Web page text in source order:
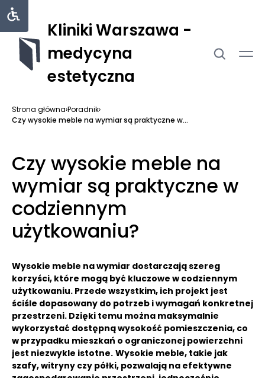
Kliniki Warszawa -
medycyna
estetyczna
Strona główna›Poradnik›
Czy wysokie meble na wymiar są praktyczne w...
Czy wysokie meble na
wymiar są praktyczne w
codziennym
użytkowaniu?
Wysokie meble na wymiar dostarczają szereg
korzyści, które mogą być kluczowe w codziennym
użytkowaniu. Przede wszystkim, ich projekt jest
ściśle dopasowany do potrzeb i wymagań konkretnej
przestrzeni. Dzięki temu można maksymalnie
wykorzystać dostępną wysokość pomieszczenia, co
w przypadku mieszkań o ograniczonej powierzchni
jest niezwykle istotne. Wysokie meble, takie jak
szafy, witryny czy półki, pozwalają na efektywne